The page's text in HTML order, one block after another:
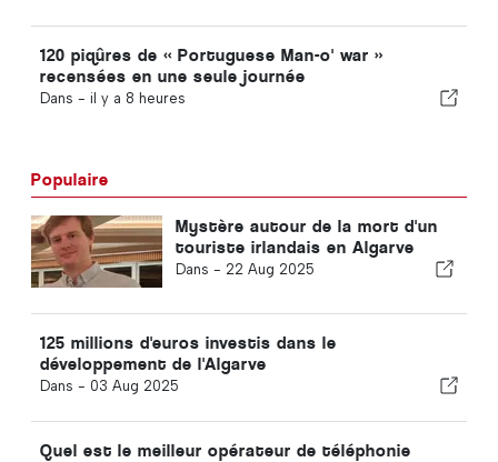
120 piqûres de « Portuguese Man-o' war »
recensées en une seule journée
Dans - il y a 8 heures
Populaire
Mystère autour de la mort d'un
touriste irlandais en Algarve
Dans - 22 Aug 2025
125 millions d'euros investis dans le
développement de l'Algarve
Dans - 03 Aug 2025
Quel est le meilleur opérateur de téléphonie